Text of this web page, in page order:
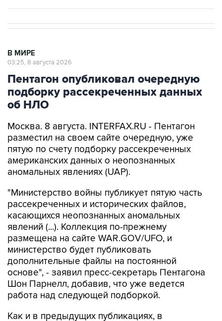
В МИРЕ
03:25, 8 августа 2026
Пентагон опубликовал очередную
подборку рассекреченных данных
об НЛО
Москва. 8 августа. INTERFAX.RU - Пентагон
разместил на своем сайте очередную, уже
пятую по счету подборку рассекреченных
американских данных о неопознанных
аномальных явлениях (UAP).
"Министерство войны публикует пятую часть
рассекреченных и исторических файлов,
касающихся неопознанных аномальных
явлений (...). Коллекция по-прежнему
размещена на сайте WAR.GOV/UFO, и
министерство будет публиковать
дополнительные файлы на постоянной
основе", - заявил пресс-секретарь Пентагона
Шон Парнелл, добавив, что уже ведется
работа над следующей подборкой.
Как и в предыдущих публикациях, в